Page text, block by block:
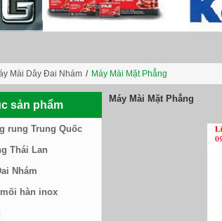
Mài Dây Đai Nhám / Máy Mài Mặt Phẳng
Máy Mài Mặt Phẳng
sản phẩm
rung Trung Quốc
Thái Lan
Nhám
hàn inox